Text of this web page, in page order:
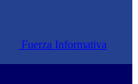
Fuerza Informativa